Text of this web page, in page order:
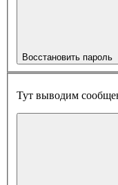
Восстановить пароль
Тут выводим